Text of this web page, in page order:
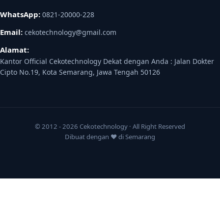
WhatsApp: 0821-20000-228
Email: cekotechnology@gmail.com
Alamat:
Kantor Official Cekotechnology Dekat dengan Anda : Jalan Dokter
Cipto No.19, Kota Semarang, Jawa Tengah 50126
© 2012 - 2026 Cekotechnology · All Right Reserved
Dibuat dengan ♥ di Semarang